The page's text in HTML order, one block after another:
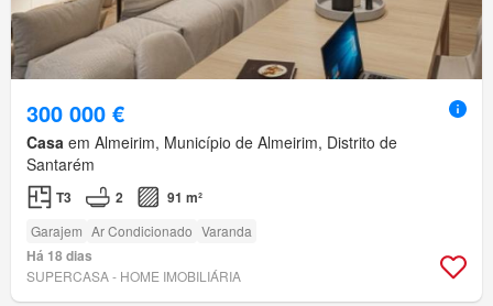
300 000 €
Casa em Almeirim, Município de Almeirim, Distrito de
Santarém
T3 2 91 m²
Garajem Ar Condicionado Varanda
Há 18 dias
SUPERCASA - HOME IMOBILIÁRIA